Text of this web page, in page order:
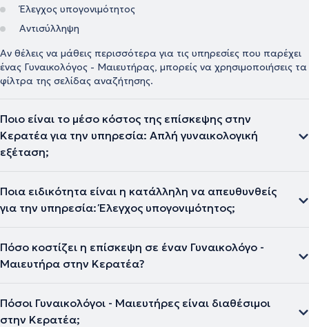
Έλεγχος υπογονιμότητος
Αντισύλληψη
Αν θέλεις να μάθεις περισσότερα για τις υπηρεσίες που παρέχει
ένας Γυναικολόγος - Μαιευτήρας, μπορείς να χρησιμοποιήσεις τα
φίλτρα της σελίδας αναζήτησης.
Ποιο είναι το μέσο κόστος της επίσκεψης στην
Κερατέα για την υπηρεσία: Απλή γυναικολογική
εξέταση;
Ποια ειδικότητα είναι η κατάλληλη να απευθυνθείς
για την υπηρεσία: Έλεγχος υπογονιμότητος;
Πόσο κοστίζει η επίσκεψη σε έναν Γυναικολόγο -
Μαιευτήρα στην Κερατέα?
Πόσοι Γυναικολόγοι - Μαιευτήρες είναι διαθέσιμοι
στην Κερατέα;